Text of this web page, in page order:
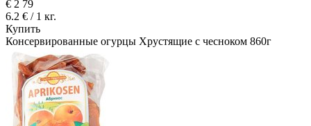
€ 2 79
6.2 € / 1 кг.
Купить
Консервированные огурцы Хрустящие с чесноком 860г